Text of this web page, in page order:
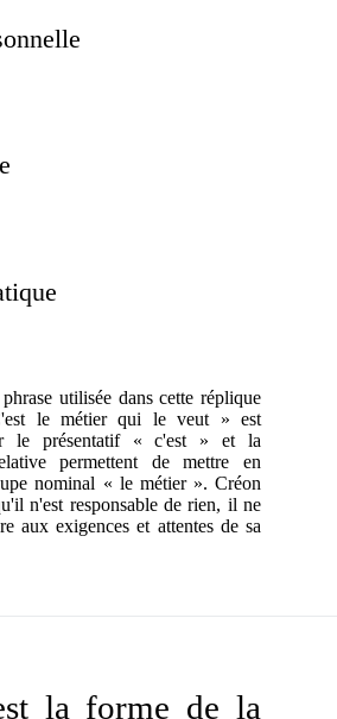
utilisée dans cette réplique
le métier qui le veut » est
le présentatif « c'est » et la
permettent de mettre en
nominal « le métier ». Créon
n'est responsable de rien, il ne
aux exigences et attentes de sa
la forme de la